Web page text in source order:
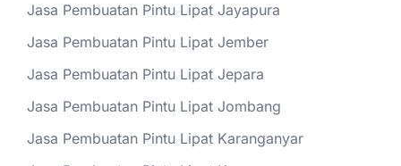
Jasa Pembuatan Pintu Lipat Jayapura
Jasa Pembuatan Pintu Lipat Jember
Jasa Pembuatan Pintu Lipat Jepara
Jasa Pembuatan Pintu Lipat Jombang
Jasa Pembuatan Pintu Lipat Karanganyar